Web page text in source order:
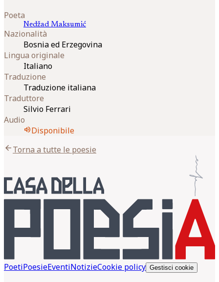
Poeta
Nedžad Maksumić
Nazionalità
Bosnia ed Erzegovina
Lingua originale
Italiano
Traduzione
Traduzione italiana
Traduttore
Silvio Ferrari
Audio
volume_upDisponibile
arrow_backTorna a tutte le poesie
PoetiPoesieEventiNotizieCookie policy Gestisci cookie